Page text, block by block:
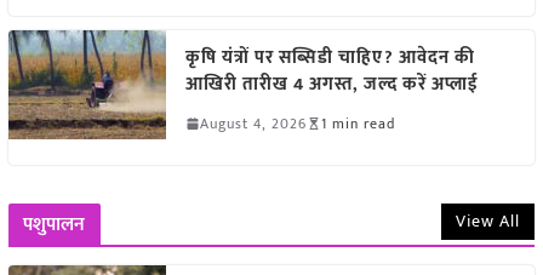
कृषि यंत्रों पर सब्सिडी चाहिए? आवेदन की
आखिरी तारीख 4 अगस्त, जल्द करें अप्लाई
August 4, 2026 1 min read
पशुपालन View All